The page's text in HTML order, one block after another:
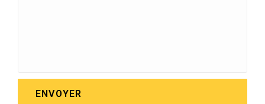
ENVOYER